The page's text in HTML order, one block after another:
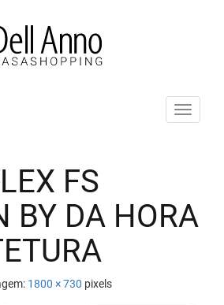
FS
BY DA HORA
1800 ×730 pixels